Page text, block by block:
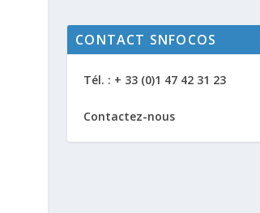
CONTACT SNFOCOS
Tél. : + 33 (0)1 47 42 31 23
Contactez-nous